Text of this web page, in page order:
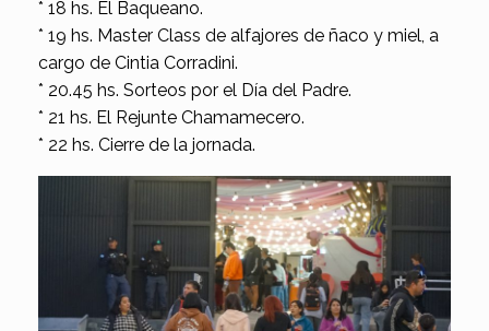
* 18 hs. El Baqueano.
* 19 hs. Master Class de alfajores de ñaco y miel, a
cargo de Cintia Corradini.
* 20.45 hs. Sorteos por el Día del Padre.
* 21 hs. El Rejunte Chamamecero.
* 22 hs. Cierre de la jornada.